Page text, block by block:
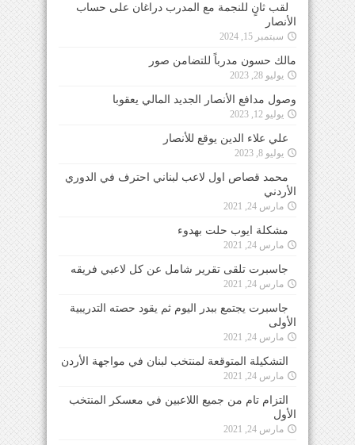
لقب ثانٍ للنجمة مع المدرب دراغان على حساب
الأنصار
سبتمبر 15, 2024
مالك حسون مدرباً للتضامن صور
يوليو 28, 2023
وصول مدافع الأنصار الجديد المالي يعقوبا
يوليو 12, 2023
علي علاء الدين يوقع للأنصار
يوليو 8, 2023
محمد قصاص اول لاعب لبناني احترف في الدوري
الأردني
مارس 24, 2021
مشكلة ايوب حلت بهدوء
مارس 24, 2021
جاسبرت تلقى تقرير شامل عن كل لاعبي فريقه
مارس 24, 2021
جاسبرت يجتمع ببدر اليوم ثم يقود حصته التدريبية
الأولى
مارس 24, 2021
التشكيلة المتوقعة لمنتخب لبنان في مواجهة الأردن
مارس 24, 2021
التزام تام من جميع اللاعبين في معسكر المنتخب
الأول
مارس 24, 2021